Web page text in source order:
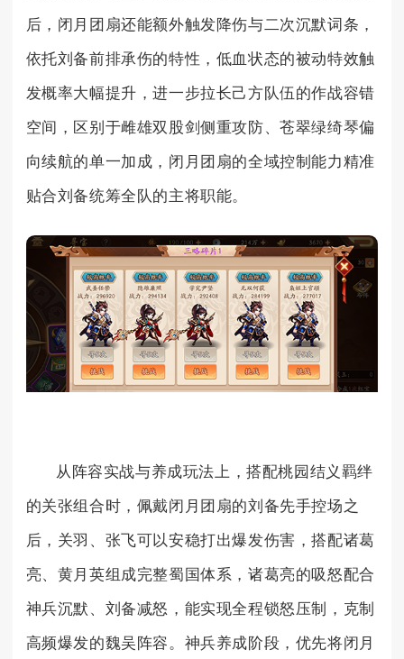
后，闭月团扇还能额外触发降伤与二次沉默词条，
依托刘备前排承伤的特性，低血状态的被动特效触
发概率大幅提升，进一步拉长己方队伍的作战容错
空间，区别于雌雄双股剑侧重攻防、苍翠绿绮琴偏
向续航的单一加成，闭月团扇的全域控制能力精准
贴合刘备统筹全队的主将职能。
从阵容实战与养成玩法上，搭配桃园结义羁绊
的关张组合时，佩戴闭月团扇的刘备先手控场之
后，关羽、张飞可以安稳打出爆发伤害，搭配诸葛
亮、黄月英组成完整蜀国体系，诸葛亮的吸怒配合
神兵沉默、刘备减怒，能实现全程锁怒压制，克制
高频爆发的魏吴阵容。神兵养成阶段，优先将闭月